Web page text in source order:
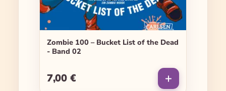
Zombie 100 – Bucket List of the Dead
- Band 02
Regulärer Preis:
7,00 €